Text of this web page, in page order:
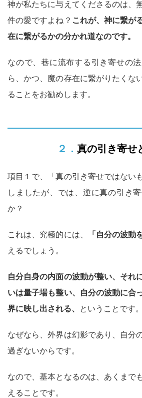
神が私たちに与えてくださるのは、
件の愛ですよね？ これが、神に繋が
在に繋がるかの分かれ道なのです。
なので、巷に流布する引き寄せの
ら、かつ、魔の存在に繋がりたくな
ることをお勧めします。
２．真の引き寄
項目１で、「真の引き寄せではない
しましたが、では、逆に真の引き
か？
これは、究極的には、 「自分の波動
えるでしょう。
自分自身の内面の波動が整い、それ
いは量子場も整い、自分の波動に合
界に映し出される、
ということです。
なぜなら、外界は幻影であり、自分
過ぎないからです。
なので、基本となるのは、あくまで
えることです。